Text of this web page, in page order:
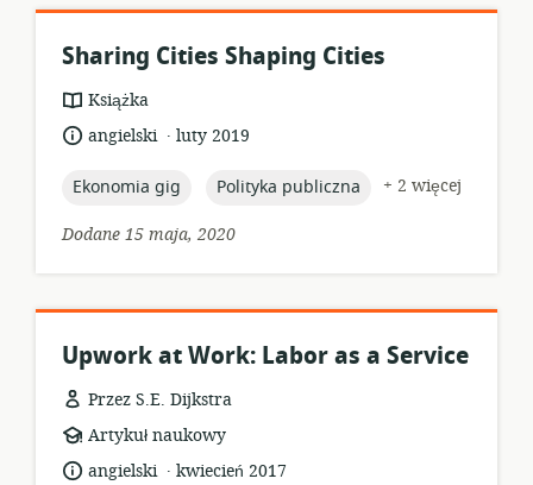
Sharing Cities Shaping Cities
format
zasobów:
Książka
język:angielski .
dataluty 2019
topic:
Ekonomia gig topic:
Polityka publiczna
+ 2 więcej
Dodane 15 maja, 2020
Upwork at Work: Labor as a Service
Przez S.E. Dijkstra
format
zasobów:
Artykuł naukowy
język:angielski .
datakwiecień 2017